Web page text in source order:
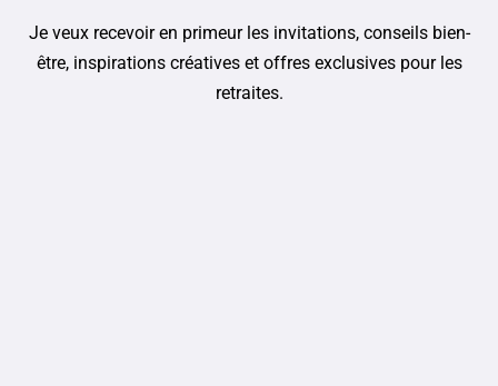
Je veux recevoir en primeur les invitations, conseils bien-
être, inspirations créatives et offres exclusives pour les
retraites.